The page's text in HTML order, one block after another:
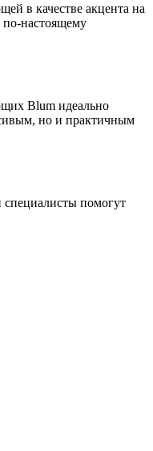
в качестве акцента на
по-настоящему
Blum идеально
но и практичным
помогут